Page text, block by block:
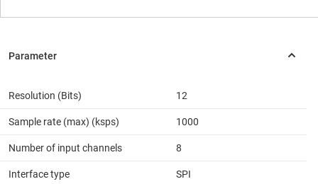
Resolution (Bits) 12
Sample rate (max) (ksps) 1000
Number of input channels 8
Interface type SPI